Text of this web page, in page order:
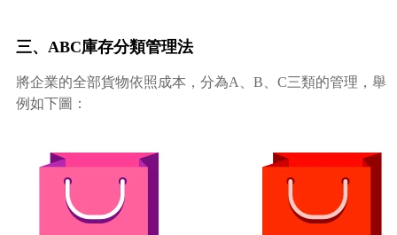
三、ABC庫存分類管理法
將企業的全部貨物依照成本，分為A、B、C三類的管理，舉
例如下圖：